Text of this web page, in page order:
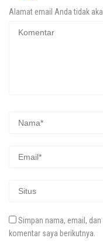
Alamat email Anda tidak
Simpan nama, email,
komentar saya berikutnya.